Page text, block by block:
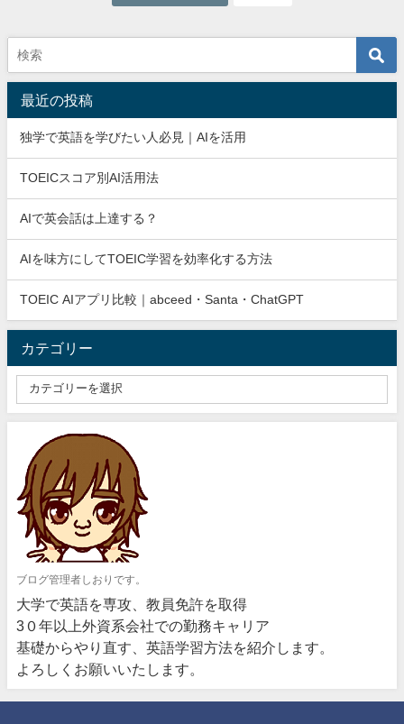
最近の投稿
独学で英語を学びたい人必見｜AIを活用
TOEICスコア別AI活用法
AIで英会話は上達する？
AIを味方にしてTOEIC学習を効率化する方法
TOEIC AIアプリ比較｜abceed・Santa・ChatGPT
カテゴリー
ブログ管理者しおりです。
大学で英語を専攻、教員免許を取得
3０年以上外資系会社での勤務キャリア
基礎からやり直す、英語学習方法を紹介します。
よろしくお願いいたします。